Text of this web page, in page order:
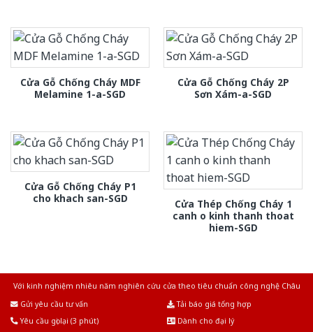
Cửa Gỗ Chống Cháy MDF
Melamine 1-a-SGD
Cửa Gỗ Chống Cháy 2P
Sơn Xám-a-SGD
Cửa Gỗ Chống Cháy P1
cho khach san-SGD
Cửa Thép Chống Cháy 1
canh o kinh thanh thoat
hiem-SGD
Với kinh nghiệm nhiêu năm nghiên cứu cửa theo tiêu chuẩn công nghệ Châu
Gửi yêu cầu tư vấn
Tải báo giá tổng hợp
Yêu cầu gọi lại (3 phút)
Dành cho đại lý